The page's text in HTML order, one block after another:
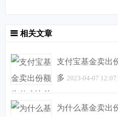
相关文章
支付宝基金卖出
多 2023-04-07
为什么基金卖出